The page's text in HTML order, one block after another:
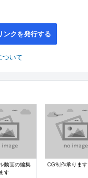
ンクを発行する
ついて
動画の編集
す
CG制作承ります